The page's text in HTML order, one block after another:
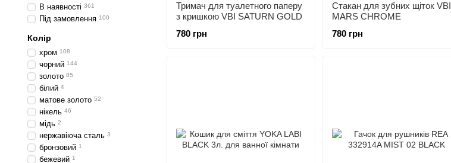
Тримач для туалетного паперу
з кришкою VBI SATURN GOLD
780 грн
Стакан для зубних щіток VBI
MARS CHROME
780 грн
В наявності 361
Під замовлення 100
Колір
хром 108
чорний 144
золото 85
білий 4
матове золото 52
нікель 46
мідь 2
нержавіюча сталь 3
бронзовий 1
бежевий 1